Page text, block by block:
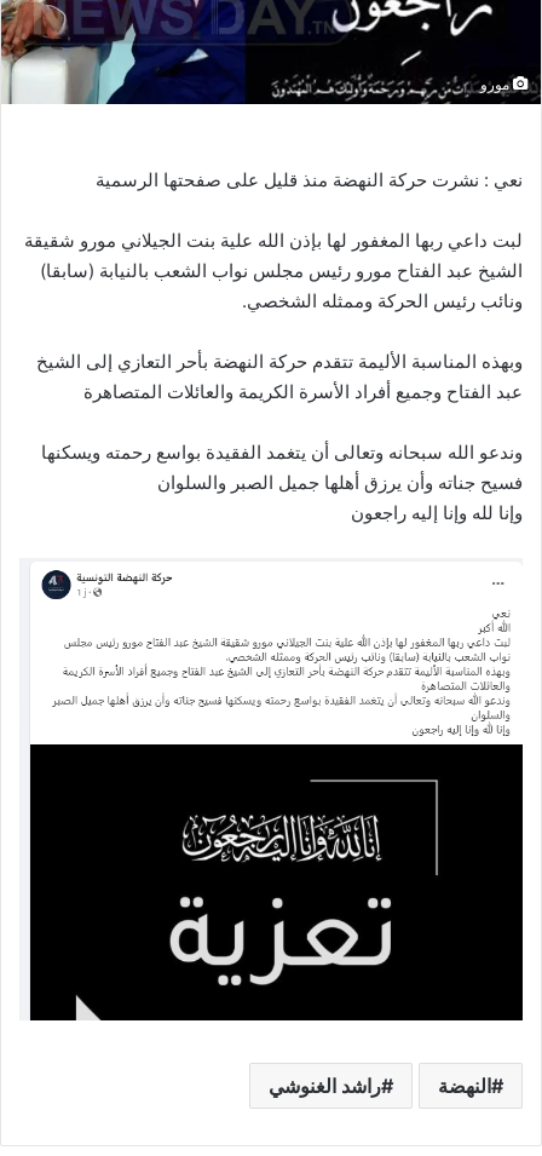
مورو
نعي : نشرت حركة النهضة منذ قليل على صفحتها الرسمية
لبت داعي ربها المغفور لها بإذن الله علية بنت الجيلاني مورو شقيقة
الشيخ عبد الفتاح مورو رئيس مجلس نواب الشعب بالنيابة (سابقا)
ونائب رئيس الحركة وممثله الشخصي.
وبهذه المناسبة الأليمة تتقدم حركة النهضة بأحر التعازي إلى الشيخ
عبد الفتاح وجميع أفراد الأسرة الكريمة والعائلات المتصاهرة
وندعو الله سبحانه وتعالى أن يتغمد الفقيدة بواسع رحمته ويسكنها
فسيح جناته وأن يرزق أهلها جميل الصبر والسلوان
وإنا لله وإنا إليه راجعون
النهضة راشد الغنوشي